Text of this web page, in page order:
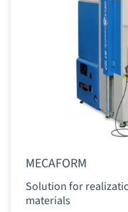
MECAFORM
Solution for
materials